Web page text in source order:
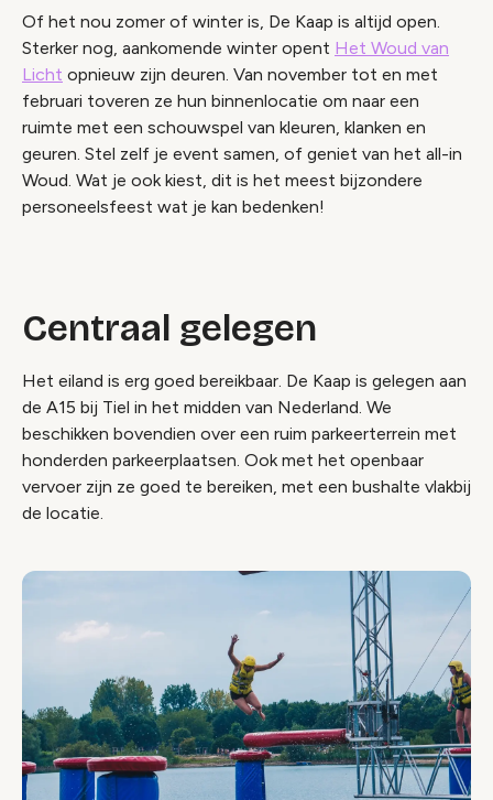
Of het nou zomer of winter is, De Kaap is altijd open.
Sterker nog, aankomende winter opent Het Woud van
Licht opnieuw zijn deuren. Van november tot en met
februari toveren ze hun binnenlocatie om naar een
ruimte met een schouwspel van kleuren, klanken en
geuren. Stel zelf je event samen, of geniet van het all-in
Woud. Wat je ook kiest, dit is het meest bijzondere
personeelsfeest wat je kan bedenken!
Video geblokkeerd
Wijzig cookie instellingen
Centraal gelegen
Het eiland is erg goed bereikbaar. De Kaap is gelegen aan
de A15 bij Tiel in het midden van Nederland. We
beschikken bovendien over een ruim parkeerterrein met
honderden parkeerplaatsen. Ook met het openbaar
vervoer zijn ze goed te bereiken, met een bushalte vlakbij
de locatie.